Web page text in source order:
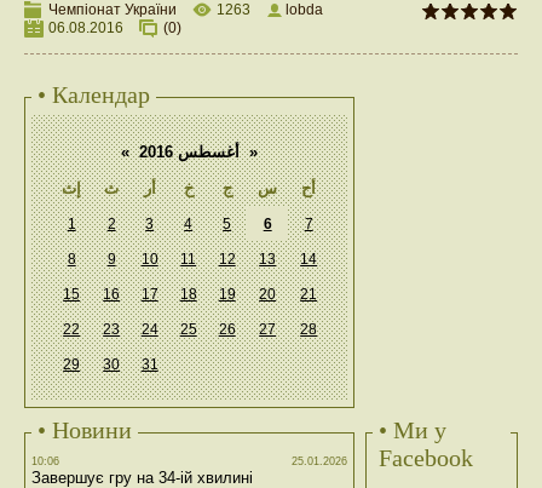
Чемпіонат України 1263
lobda
06.08.2016
(0)
• Календар
« أغسطس 2016 »
إث
ث أر خ ج س أح
1 2 3 4 5 6 7
8 9 10 11 12 13 14
15 16 17 18 19 20 21
22 23 24 25 26 27 28
29 30 31
• Новини
10:06 25.01.2026
Завершує гру на 34-ій хвилині
• Ми у
Facebook